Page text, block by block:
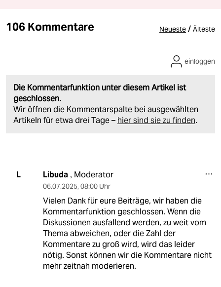
106 Kommentare Neueste / Älteste
Die Kommentarfunktion unter diesem Artikel ist
geschlossen.
Wir öffnen die Kommentarspalte bei ausgewählten
Artikeln für etwa drei Tage – hier sind sie zu finden.
einloggen
L Libuda, Moderator
06.07.2025, 08:00 Uhr
Vielen Dank für eure Beiträge, wir haben die
Kommentarfunktion geschlossen. Wenn die
Diskussionen ausfallend werden, zu weit vom
Thema abweichen, oder die Zahl der
Kommentare zu groß wird, wird das leider
nötig. Sonst können wir die Kommentare nicht
mehr zeitnah moderieren.